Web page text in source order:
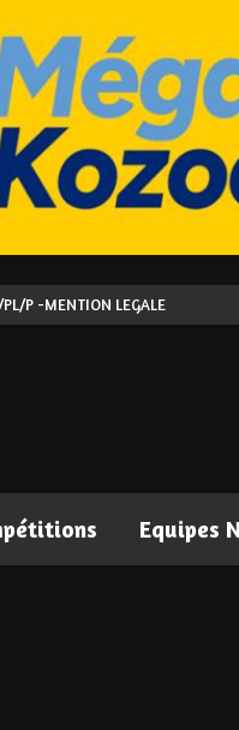
PL/P -MENTION LEGALE
Equipes